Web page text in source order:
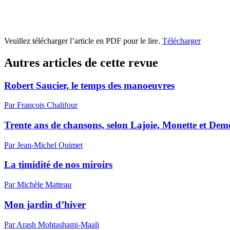
Veuillez télécharger l’article en PDF pour le lire. Télécharger
Autres articles de cette revue
Robert Saucier, le temps des manoeuvres
Par François Chalifour
Trente ans de chansons, selon Lajoie, Monette et
Par Jean-Michel Ouimet
La timidité de nos miroirs
Par Michèle Matteau
Mon jardin d’hiver
Par Arash Mohtashami-Maali